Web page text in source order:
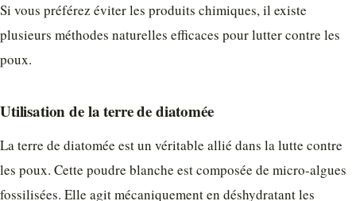
Si vous préférez éviter les produits chimiques, il existe
plusieurs méthodes naturelles efficaces pour lutter contre les
poux.
Utilisation de la terre de diatomée
La terre de diatomée est un véritable allié dans la lutte contre
les poux. Cette poudre blanche est composée de micro-algues
fossilisées. Elle agit mécaniquement en déshydratant les